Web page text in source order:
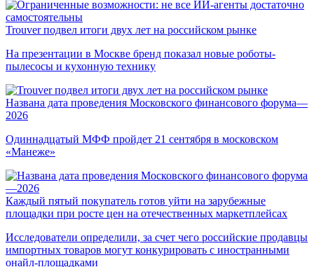
Trouver подвел итоги двух лет на российском рынке
На презентации в Москве бренд показал новые роботы-
пылесосы и кухонную технику
Названа дата проведения Московского финансового форума—
2026
Одиннадцатый МФФ пройдет 21 сентября в московском
«Манеже»
Каждый пятый покупатель готов уйти на зарубежные
площадки при росте цен на отечественных маркетплейсах
Исследователи определили, за счет чего российские продавцы
импортных товаров могут конкурировать с иностранными
онайл-площадками